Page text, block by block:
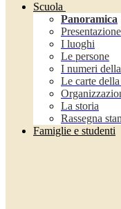
Scuola
Panoramica
Presentazione
I luoghi
Le persone
I numeri
Le carte
La storia
Rassegna
Famiglie e studenti